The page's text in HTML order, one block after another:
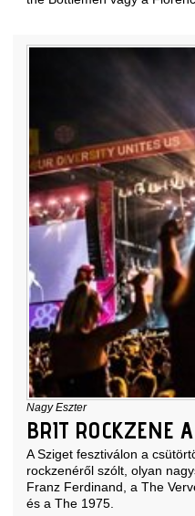
Nagy Eszter
BRIT ROCKZENE
A Sziget fesztiválon a
rockzenéről szólt, olyan
Franz Ferdinand, a The
és a The 1975.